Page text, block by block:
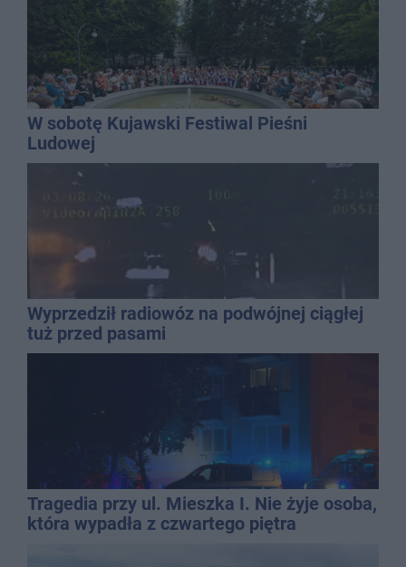
W sobotę Kujawski Festiwal Pieśni
Ludowej
Wyprzedził radiowóz na podwójnej ciągłej
tuż przed pasami
Tragedia przy ul. Mieszka I. Nie żyje osoba,
która wypadła z czwartego piętra